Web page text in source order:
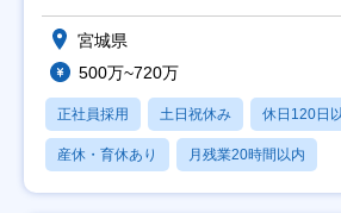
宮城県
500万~720万
正社員採用 土日祝休み 休日120日
産休・育休あり 月残業20時間以内